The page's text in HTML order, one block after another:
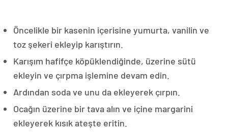
Öncelikle bir kasenin içerisine yumurta, vanilin ve
toz şekeri ekleyip karıştırın.
Karışım hafifçe köpüklendiğinde, üzerine sütü
ekleyin ve çırpma işlemine devam edin.
Ardından soda ve unu da ekleyerek çırpın.
Ocağın üzerine bir tava alın ve içine margarini
ekleyerek kısık ateşte eritin.